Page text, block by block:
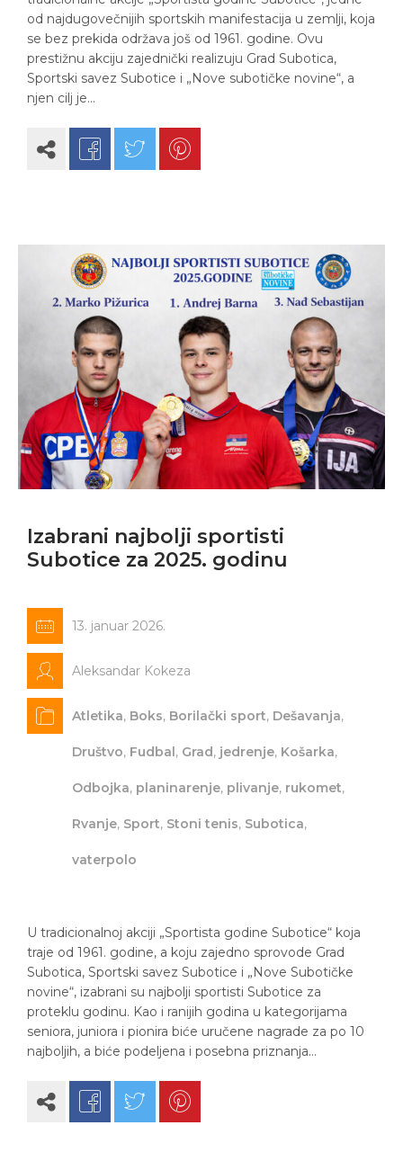
od najdugovečnijih sportskih manifestacija u zemlji, koja
se bez prekida održava još od 1961. godine. Ovu
prestižnu akciju zajednički realizuju Grad Subotica,
Sportski savez Subotice i „Nove subotičke novine“, a
njen cilj je…
Izabrani najbolji sportisti
Subotice za 2025. godinu
13. januar 2026.
Aleksandar Kokeza
Atletika, Boks, Borilački sport, Dešavanja,
Društvo, Fudbal, Grad, jedrenje, Košarka,
Odbojka, planinarenje, plivanje, rukomet,
Rvanje, Sport, Stoni tenis, Subotica,
vaterpolo
U tradicionalnoj akciji „Sportista godine Subotice“ koja
traje od 1961. godine, a koju zajedno sprovode Grad
Subotica, Sportski savez Subotice i „Nove Subotičke
novine“, izabrani su najbolji sportisti Subotice za
proteklu godinu. Kao i ranijih godina u kategorijama
seniora, juniora i pionira biće uručene nagrade za po 10
najboljih, a biće podeljena i posebna priznanja…